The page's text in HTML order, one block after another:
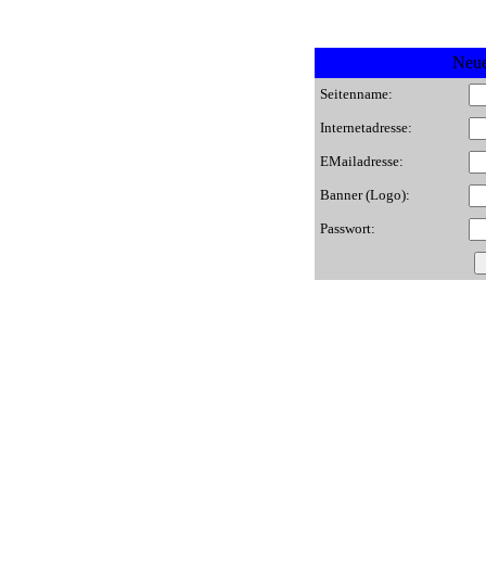
Seitenname:
Internetadresse:
EMailadresse:
Banner (Logo):
Passwort: